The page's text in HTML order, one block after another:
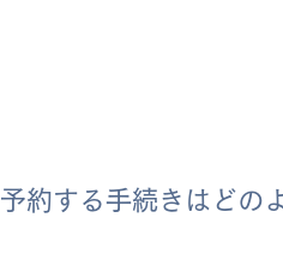
約する手続きはどの